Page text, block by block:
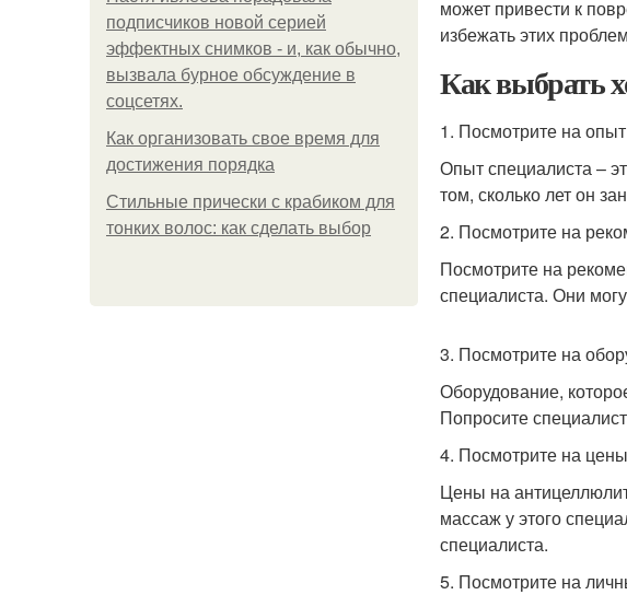
подписчиков новой серией
эффектных снимков - и, как обычно,
вызвала бурное обсуждение в
соцсетях.
Как организовать свое время для
достижения порядка
Стильные прически с крабиком для
тонких волос: как сделать выбор
может привести к
избежать этих
Как выбрать
1. Посмотрите на
Опыт специалиста –
том, сколько лет он
2. Посмотрите на
Посмотрите на
специалиста. Они
3. Посмотрите на
Оборудование,
Попросите
4. Посмотрите на цены
Цены на
массаж у этого
специалиста.
5. Посмотрите на